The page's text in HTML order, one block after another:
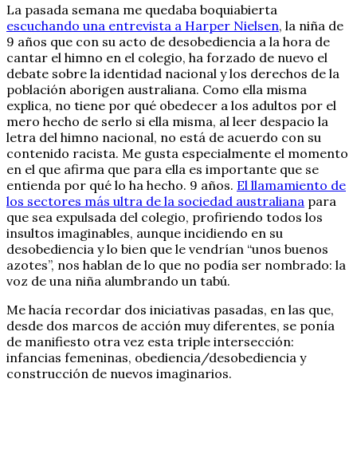
La pasada semana me quedaba boquiabierta
escuchando una entrevista a Harper Nielsen, la niña de
9 años que con su acto de desobediencia a la hora de
cantar el himno en el colegio, ha forzado de nuevo el
debate sobre la identidad nacional y los derechos de la
población aborigen australiana. Como ella misma
explica, no tiene por qué obedecer a los adultos por el
mero hecho de serlo si ella misma, al leer despacio la
letra del himno nacional, no está de acuerdo con su
contenido racista. Me gusta especialmente el momento
en el que afirma que para ella es importante que se
entienda por qué lo ha hecho. 9 años. El llamamiento de
los sectores más ultra de la sociedad australiana para
que sea expulsada del colegio, profiriendo todos los
insultos imaginables, aunque incidiendo en su
desobediencia y lo bien que le vendrían “unos buenos
azotes”, nos hablan de lo que no podía ser nombrado: la
voz de una niña alumbrando un tabú.
Me hacía recordar dos iniciativas pasadas, en las que,
desde dos marcos de acción muy diferentes, se ponía
de manifiesto otra vez esta triple intersección:
infancias femeninas, obediencia/desobediencia y
construcción de nuevos imaginarios.